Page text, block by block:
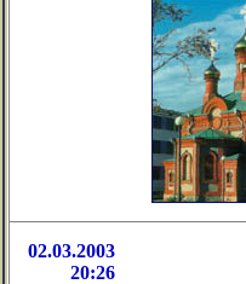
02.03.2003
20:26